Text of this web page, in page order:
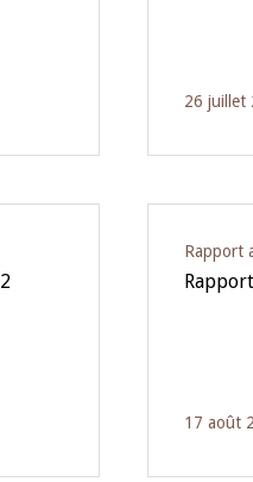
26 juillet
Rapport
17 août